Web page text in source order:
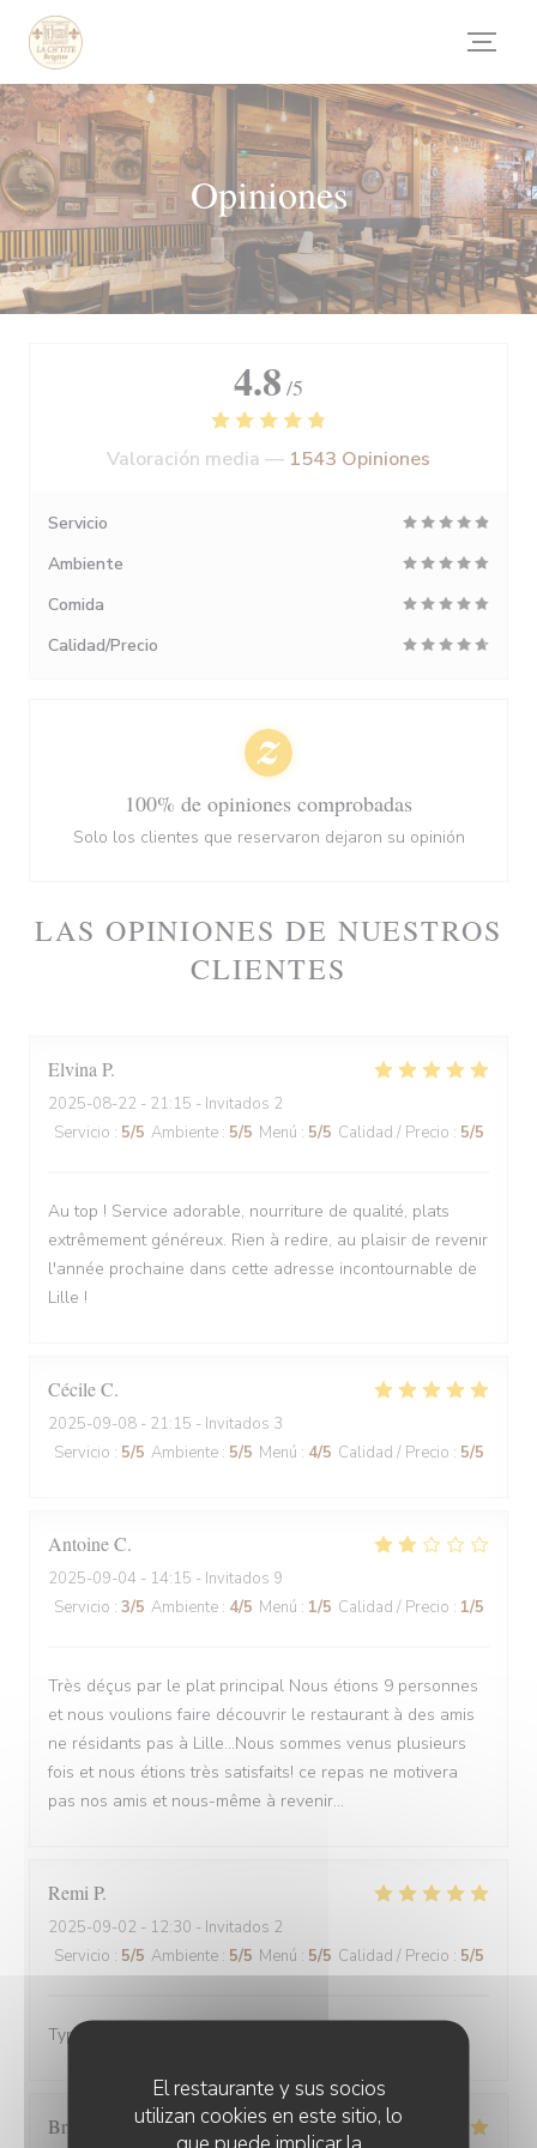
Personalización de sus opciones de cookies
El restaurante y sus socios
utilizan cookies en este sitio, lo
Opiniones
LAS OPINIONES DE NUESTROS
CLIENTES
Elvina P
2025-08-22 - 21:15 - Invitados 2
Servicio : 5/5 Ambiente : 5/5 Menú : 5/5 Calidad / Precio : 5/5
Au top ! Service adorable, nourriture de qualité, plats
extrêmement généreux. Rien à redire, au plaisir de revenir
l'année prochaine dans cette adresse incontournable de
Lille !
CécileC
2025-09-08 - 21:15 - Invitados 3
Servicio : 5/5 Ambiente : 5/5 Menú : 4/5 Calidad / Precio : 5/5
AntoineC
2025-09-04 - 14:15 - Invitados 9
Servicio : 3/5 Ambiente : 4/5 Menú : 1/5 Calidad / Precio : 1/5
Très déçus par le plat principal Nous étions 9 personnes
et nous voulions faire découvrir le restaurant à des amis
ne résidants pas à Lille...Nous sommes venus plusieurs
fois et nous étions très satisfaits! ce repas ne motivera
pas nos amis et nous-même à revenir...
Remi P
2025-09-02 - 12:30 - Invitados 2
Servicio : 5/5 Ambiente : 5/5 Menú : 5/5 Calidad / Precio : 5/5
Typique estaminet, très bon accueil
Brigitte
4.8 /5
Valoración media — 1543 Opiniones
Servicio
Ambiente
Comida
Calidad/Precio
100% de opiniones comprobadas
Solo los clientes que reservaron dejaron su opinión